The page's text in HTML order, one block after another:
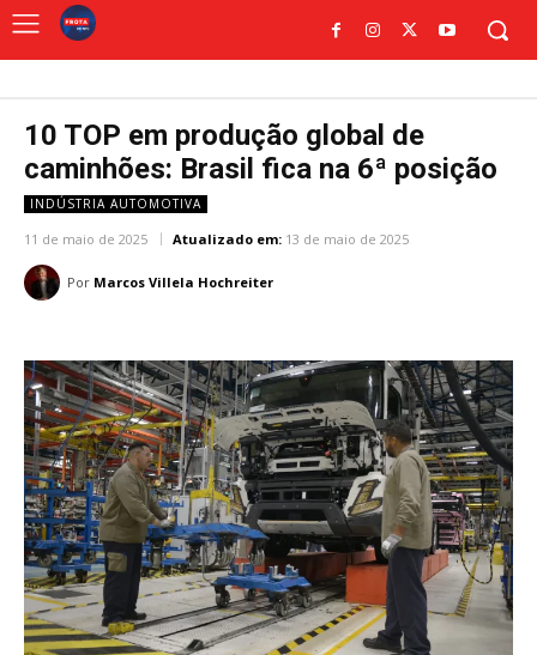
10 TOP em produção global de
caminhões: Brasil fica na 6ª posição
INDÚSTRIA AUTOMOTIVA
11 de maio de 2025 Atualizado em: 13 de maio de 2025
Por Marcos Villela Hochreiter